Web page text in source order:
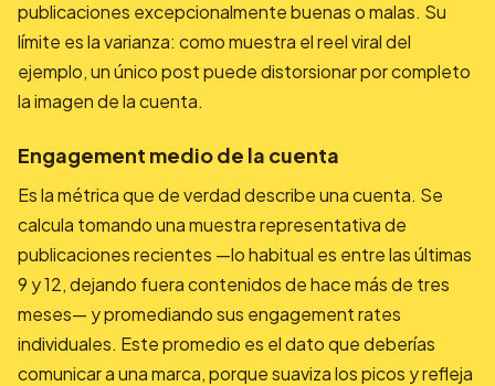
publicaciones excepcionalmente buenas o malas. Su
límite es la varianza: como muestra el reel viral del
ejemplo, un único post puede distorsionar por completo
la imagen de la cuenta.
Engagement medio de la cuenta
Es la métrica que de verdad describe una cuenta. Se
calcula tomando una muestra representativa de
publicaciones recientes —lo habitual es entre las últimas
9 y 12, dejando fuera contenidos de hace más de tres
meses— y promediando sus engagement rates
individuales. Este promedio es el dato que deberías
comunicar a una marca, porque suaviza los picos y refleja